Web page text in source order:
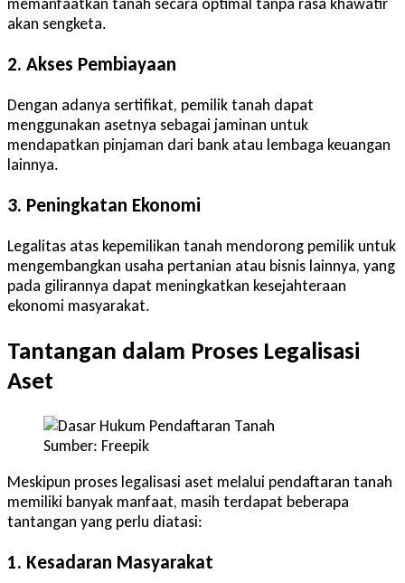
akan sengketa.
2. Akses Pembiayaan
Dengan adanya sertifikat, pemilik tanah dapat
menggunakan asetnya sebagai jaminan untuk
mendapatkan pinjaman dari bank atau lembaga keuangan
lainnya.
3. Peningkatan Ekonomi
Legalitas atas kepemilikan tanah mendorong pemilik untuk
mengembangkan usaha pertanian atau bisnis lainnya, yang
pada gilirannya dapat meningkatkan kesejahteraan
ekonomi masyarakat.
Tantangan dalam Proses Legalisasi
Aset
Sumber: Freepik
Meskipun proses legalisasi aset melalui pendaftaran tanah
memiliki banyak manfaat, masih terdapat beberapa
tantangan yang perlu diatasi:
1. Kesadaran Masyarakat